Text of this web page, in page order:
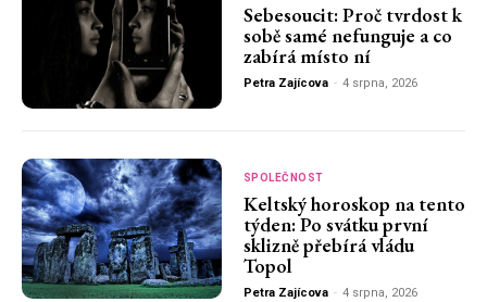
Sebesoucit: Proč tvrdost k
sobě samé nefunguje a co
zabírá místo ní
Petra Zajícova - 4 srpna, 2026
SPOLEČNOST
Keltský horoskop na tento
týden: Po svátku první
sklizně přebírá vládu
Topol
Petra Zajícova - 4 srpna, 2026